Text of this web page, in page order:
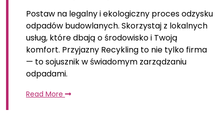
Postaw na legalny i ekologiczny proces odzysku
odpadów budowlanych. Skorzystaj z lokalnych
usług, które dbają o środowisko i Twoją
komfort. Przyjazny Recykling to nie tylko firma
— to sojusznik w świadomym zarządzaniu
odpadami.
Read More